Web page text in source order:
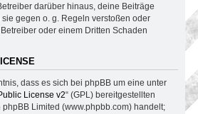
darüber hinaus, deine Beiträge
gegen o. g. Regeln verstoßen oder
oder einem Dritten Schaden
dass es sich bei phpBB um eine unter
License v2“ (GPL) bereitgestellten
phpBB Limited (www.phpbb.com) handelt;